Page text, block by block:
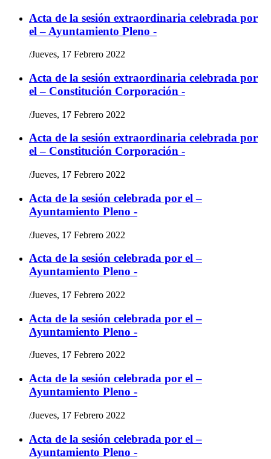
Acta de la sesión extraordinaria celebrada por
el – Ayuntamiento Pleno -
/Jueves, 17 Febrero 2022
Acta de la sesión extraordinaria celebrada por
el – Constitución Corporación -
/Jueves, 17 Febrero 2022
Acta de la sesión extraordinaria celebrada por
el – Constitución Corporación -
/Jueves, 17 Febrero 2022
Acta de la sesión celebrada por el –
Ayuntamiento Pleno -
/Jueves, 17 Febrero 2022
Acta de la sesión celebrada por el –
Ayuntamiento Pleno -
/Jueves, 17 Febrero 2022
Acta de la sesión celebrada por el –
Ayuntamiento Pleno -
/Jueves, 17 Febrero 2022
Acta de la sesión celebrada por el –
Ayuntamiento Pleno -
/Jueves, 17 Febrero 2022
Acta de la sesión celebrada por el –
Ayuntamiento Pleno -